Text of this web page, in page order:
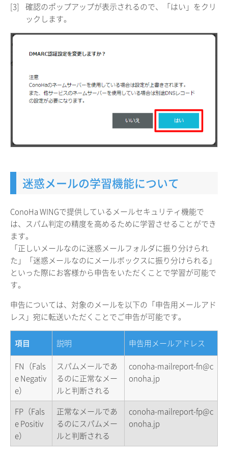
[3]
確認のポップアップが表示されるので、「はい」をクリ
ックします。
迷惑メールの学習機能について
ConoHa WINGで提供しているメールセキュリティ機能で
は、スパム判定の精度を高めるために学習させることができ
ます。
「正しいメールなのに迷惑メールフォルダに振り分けられ
た」「迷惑メールなのにメールボックスに振り分けられる」
といった際にお客様から申告をいただくことで学習が可能で
す。
申告については、対象のメールを以下の「申告用メールアド
レス」宛に転送いただくことでご申告が可能です。
項目 説明 申告用メールアドレス
FN（Fals
e Negativ
e）
スパムメールであ
るのに正常なメー
ルと判断される
conoha-mailreport-fn@c
onoha.jp
FP（Fals
e Positiv
e）
正常なメールであ
るのにスパムメー
ルと判断される
conoha-mailreport-fp@c
onoha.jp